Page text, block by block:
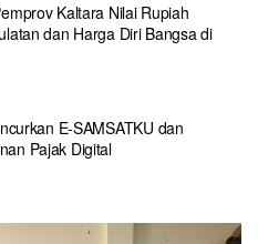
Kaltara Nilai Rupiah
dan Harga Diri Bangsa di
E-SAMSATKU dan
Pajak Digital